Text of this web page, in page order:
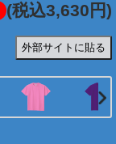
(税込3,630円)
外部サイトに貼る